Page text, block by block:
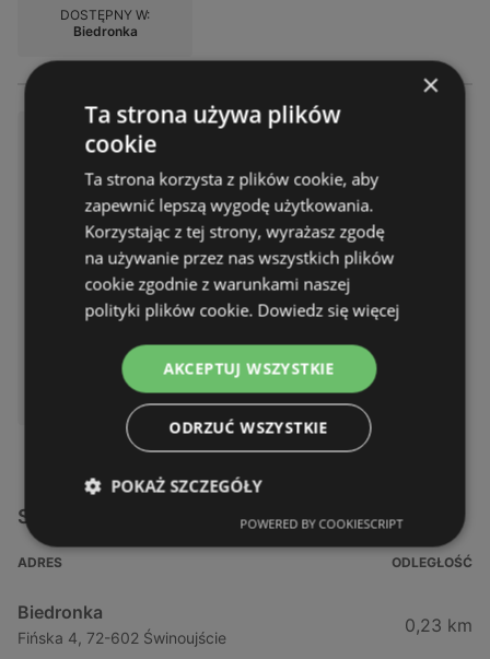
DOSTĘPNY W:
Biedronka
Atrakcyjne oferty specjalne dl
Gazetka – 2 strony
Gazetka ważna do: 08.08.2026
Odległość: 0,23 km
DOSTĘPNY W:
Sklepy Biedronka w pobliżu
ADRES ODLEGŁOŚĆ
Biedronka
Fińska 4, 72-602 Świnoujście
0,23 km
×
Ta strona używa plików
cookie
Ta strona korzysta z plików cookie, aby
zapewnić lepszą wygodę użytkowania.
Korzystając z tej strony, wyrażasz zgodę
na używanie przez nas wszystkich plików
cookie zgodnie z warunkami naszej
polityki plików cookie. Dowiedz się więcej
AKCEPTUJ WSZYSTKIE
ODRZUĆ WSZYSTKIE
POKAŻ SZCZEGÓŁY
POWERED BY COOKIESCRIPT